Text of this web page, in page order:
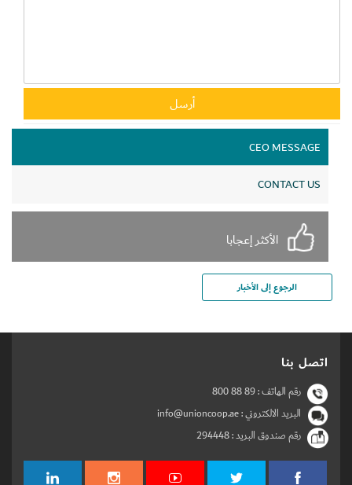
CEO MESSAGE
CONTACT US
الأكثر إعجابا
الرجوع إلى الأخبار
اتصل بنا
رقم الهاتف :800 88 89
البريد الالكتروني : info@unioncoop.ae
رقم صندوق البريد :294448